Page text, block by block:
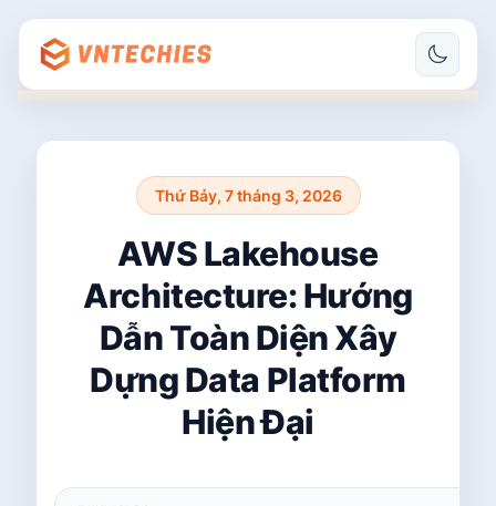
Thứ Bảy, 7 tháng 3, 2026
AWS Lakehouse
Architecture: Hướng
Dẫn Toàn Diện Xây
Dựng Data Platform
Hiện Đại